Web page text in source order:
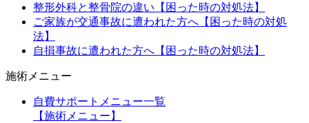
整形外科と整骨院の違い【困った時の対処法】
ご家族が交通事故に遭われた方へ【困った時の対処
法】
自損事故に遭われた方へ【困った時の対処法】
施術メニュー
自費サポートメニュー一覧
【施術メニュー】